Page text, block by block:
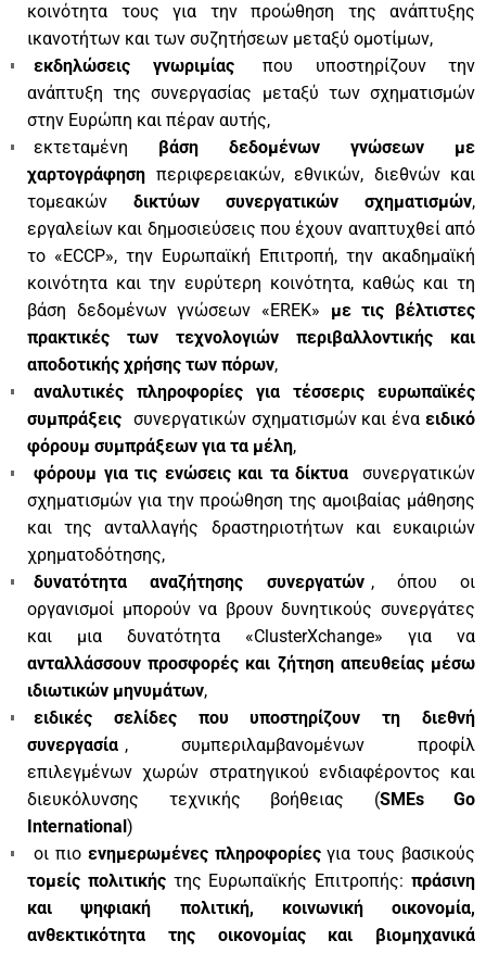
κοινότητα τους για την προώθηση της ανάπτυξης
ικανοτήτων και των συζητήσεων μεταξύ ομοτίμων,
εκδηλώσεις γνωριμίας
που υποστηρίζουν την
ανάπτυξη της συνεργασίας μεταξύ των σχηματισμών
στην Ευρώπη και πέραν αυτής,
εκτεταμένη βάση δεδομένων γνώσεων με
χαρτογράφηση περιφερειακών, εθνικών, διεθνών και
τομεακών δικτύων συνεργατικών σχηματισμών,
εργαλείων και δημοσιεύσεις που έχουν αναπτυχθεί από
το «ECCP», την Ευρωπαϊκή Επιτροπή, την ακαδημαϊκή
κοινότητα και την ευρύτερη κοινότητα, καθώς και τη
βάση δεδομένων γνώσεων «EREK» με τις βέλτιστες
πρακτικές των τεχνολογιών περιβαλλοντικής και
αποδοτικής χρήσης των πόρων,
αναλυτικές πληροφορίες για τέσσερις ευρωπαϊκές
συμπράξεις συνεργατικών σχηματισμών και ένα ειδικό
φόρουμ συμπράξεων για τα μέλη,
φόρουμ για τις ενώσεις και τα δίκτυα
συνεργατικών
σχηματισμών για την προώθηση της αμοιβαίας μάθησης
και της ανταλλαγής δραστηριοτήτων και ευκαιριών
χρηματοδότησης,
δυνατότητα αναζήτησης συνεργατών , όπου οι
οργανισμοί μπορούν να βρουν δυνητικούς συνεργάτες
και μια δυνατότητα «ClusterXchange» για να
ανταλλάσσουν προσφορές και ζήτηση απευθείας μέσω
ιδιωτικών μηνυμάτων,
ειδικές σελίδες που υποστηρίζουν τη διεθνή
συνεργασία , συμπεριλαμβανομένων προφίλ
επιλεγμένων χωρών στρατηγικού ενδιαφέροντος και
διευκόλυνσης τεχνικής βοήθειας (SMEs Go
International)
οι πιο ενημερωμένες πληροφορίεςγια τους βασικούς
τομείς πολιτικήςτης Ευρωπαϊκής Επιτροπής:πράσινη
και ψηφιακή πολιτική, κοινωνική οικονομία,
ανθεκτικότητα της οικονομίας και βιομηχανικά